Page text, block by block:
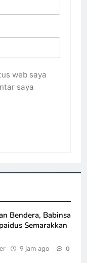
web saya
saya
Bendera, Babinsa
Semarakkan
9 jam ago 0